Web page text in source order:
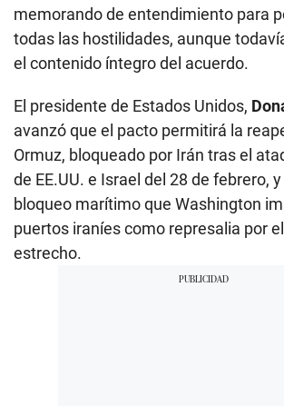
memorando de entendimiento para
todas las hostilidades, aunque
el contenido íntegro del acuerdo.
El presidente de Estados Unidos,
avanzó que el pacto permitirá la
Ormuz, bloqueado por Irán tras el
de EE.UU. e Israel del 28 de febrero,
bloqueo marítimo que Washington
puertos iraníes como represalia por
estrecho.